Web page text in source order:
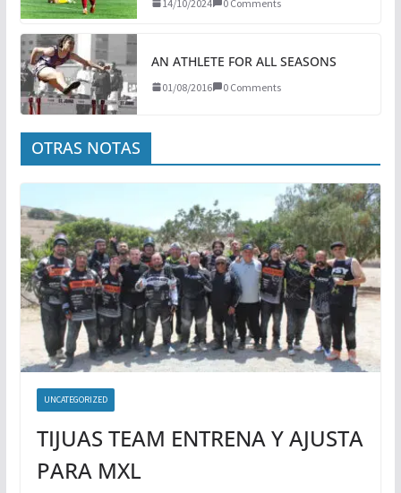
14/10/2024 0 Comments
AN ATHLETE FOR ALL SEASONS
01/08/2016 0 Comments
OTRAS NOTAS
UNCATEGORIZED
TIJUAS TEAM ENTRENA Y AJUSTA
PARA MXL